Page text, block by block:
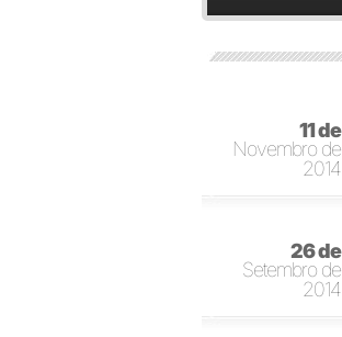
11 de
Novembro de
2014
26 de
Setembro de
2014